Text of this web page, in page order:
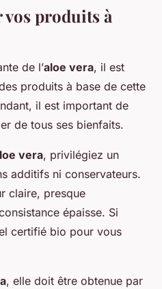
produits à
de l’aloe vera, il est
produits à base de cette
il est important de
de tous ses bienfaits.
vera, privilégiez un
additifs ni conservateurs.
claire, presque
épaisse. Si
certifié bio pour vous
, elle doit être obtenue par